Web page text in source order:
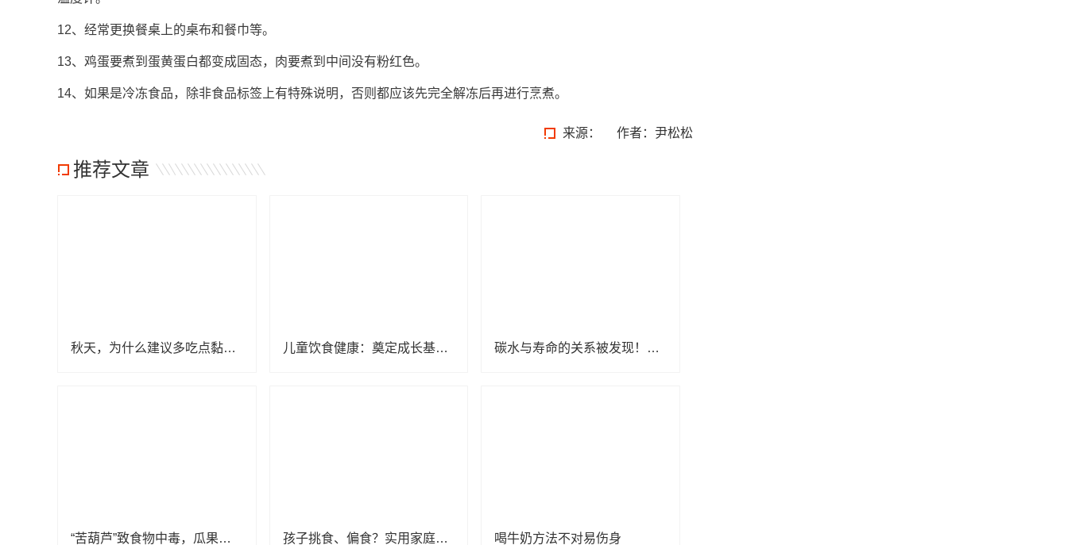
12、经常更换餐桌上的桌布和餐巾等。
13、鸡蛋要煮到蛋黄蛋白都变成固态，肉要煮到中间没有粉红色。
14、如果是冷冻食品，除非食品标签上有特殊说明，否则都应该先完全解冻后再进行烹煮。
来源： 作者：尹松松
推荐文章
秋天，为什么建议多吃点黏液菜？ 儿童饮食健康：奠定成长基石的关键 碳水与寿命的关系被发现！主食该怎么吃，大有讲究
“苦葫芦”致食物中毒，瓜果苦味是异常信号 孩子挑食、偏食？实用家庭干预技巧，请收藏！ 喝牛奶方法不对易伤身